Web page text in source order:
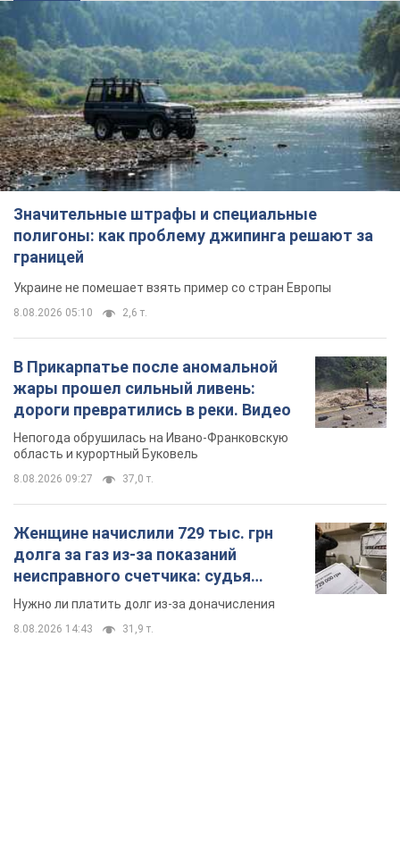
Значительные штрафы и специальные
полигоны: как проблему джипинга решают за
границей
Украине не помешает взять пример со стран Европы
8.08.2026 05:10 2,6 т.
В Прикарпатье после аномальной
жары прошел сильный ливень:
дороги превратились в реки. Видео
Непогода обрушилась на Ивано-Франковскую
область и курортный Буковель
8.08.2026 09:27 37,0 т.
Женщине начислили 729 тыс. грн
долга за газ из-за показаний
неисправного счетчика: судья
вынес неожиданное решение
Нужно ли платить долг из-за доначисления
8.08.2026 14:43 31,9 т.